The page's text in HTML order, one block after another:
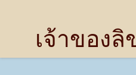
เจ้าของ